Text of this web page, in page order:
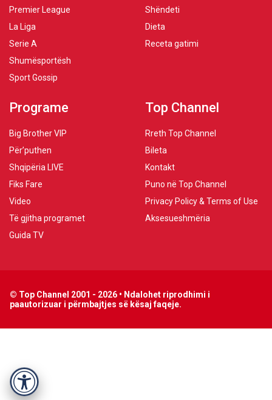
Premier League
La Liga
Serie A
Shumësportësh
Sport Gossip
Shëndeti
Dieta
Receta gatimi
Programe
Big Brother VIP
Për’puthen
Shqipëria LIVE
Fiks Fare
Video
Të gjitha programet
Guida TV
Top Channel
Rreth Top Channel
Bileta
Kontakt
Puno në Top Channel
Privacy Policy & Terms of Use
Aksesueshmëria
© Top Channel 2001 - 2026 • Ndalohet riprodhimi i
paautorizuar i përmbajtjes së kësaj faqeje.